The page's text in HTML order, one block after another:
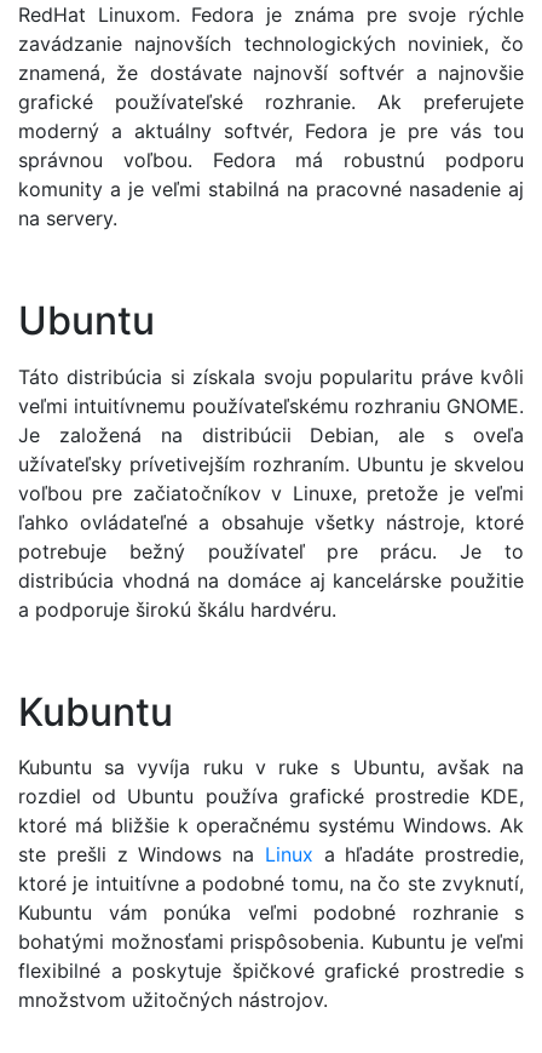
RedHat Linuxom. Fedora je známa pre svoje rýchle
zavádzanie najnovších technologických noviniek, čo
znamená, že dostávate najnovší softvér a najnovšie
grafické používateľské rozhranie. Ak preferujete
moderný a aktuálny softvér, Fedora je pre vás tou
správnou voľbou. Fedora má robustnú podporu
komunity a je veľmi stabilná na pracovné nasadenie aj
na servery.
Ubuntu
Táto distribúcia si získala svoju popularitu práve kvôli
veľmi intuitívnemu používateľskému rozhraniu GNOME.
Je založená na distribúcii Debian, ale s oveľa
užívateľsky prívetivejším rozhraním. Ubuntu je skvelou
voľbou pre začiatočníkov v Linuxe, pretože je veľmi
ľahko ovládateľné a obsahuje všetky nástroje, ktoré
potrebuje bežný používateľ pre prácu. Je to
distribúcia vhodná na domáce aj kancelárske použitie
a podporuje širokú škálu hardvéru.
Kubuntu
Kubuntu sa vyvíja ruku v ruke s Ubuntu, avšak na
rozdiel od Ubuntu používa grafické prostredie KDE,
ktoré má bližšie k operačnému systému Windows. Ak
ste prešli z Windows na Linux a hľadáte prostredie,
ktoré je intuitívne a podobné tomu, na čo ste zvyknutí,
Kubuntu vám ponúka veľmi podobné rozhranie s
bohatými možnosťami prispôsobenia. Kubuntu je veľmi
flexibilné a poskytuje špičkové grafické prostredie s
množstvom užitočných nástrojov.